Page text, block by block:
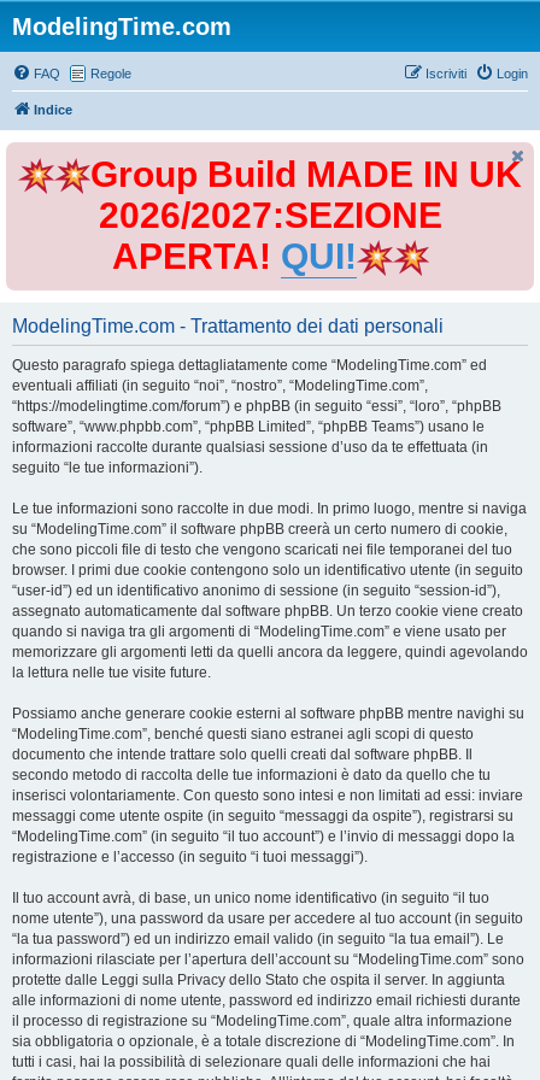
ModelingTime.com
FAQ Regole Login
Iscriviti
Indice
Group Build MADE IN UK
2026/2027:SEZIONE
APERTA! QUI!
ModelingTime.com - Trattamento dei dati personali
Questo paragrafo spiega dettagliatamente come “ModelingTime.com” ed
eventuali affiliati (in seguito “noi”, “nostro”, “ModelingTime.com”,
“https://modelingtime.com/forum”) e phpBB (in seguito “essi”, “loro”, “phpBB
software”, “www.phpbb.com”, “phpBB Limited”, “phpBB Teams”) usano le
informazioni raccolte durante qualsiasi sessione d’uso da te effettuata (in
seguito “le tue informazioni”).
Le tue informazioni sono raccolte in due modi. In primo luogo, mentre si naviga
su “ModelingTime.com” il software phpBB creerà un certo numero di cookie,
che sono piccoli file di testo che vengono scaricati nei file temporanei del tuo
browser. I primi due cookie contengono solo un identificativo utente (in seguito
“user-id”) ed un identificativo anonimo di sessione (in seguito “session-id”),
assegnato automaticamente dal software phpBB. Un terzo cookie viene creato
quando si naviga tra gli argomenti di “ModelingTime.com” e viene usato per
memorizzare gli argomenti letti da quelli ancora da leggere, quindi agevolando
la lettura nelle tue visite future.
Possiamo anche generare cookie esterni al software phpBB mentre navighi su
“ModelingTime.com”, benché questi siano estranei agli scopi di questo
documento che intende trattare solo quelli creati dal software phpBB. Il
secondo metodo di raccolta delle tue informazioni è dato da quello che tu
inserisci volontariamente. Con questo sono intesi e non limitati ad essi: inviare
messaggi come utente ospite (in seguito “messaggi da ospite”), registrarsi su
“ModelingTime.com” (in seguito “il tuo account”) e l’invio di messaggi dopo la
registrazione e l’accesso (in seguito “i tuoi messaggi”).
Il tuo account avrà, di base, un unico nome identificativo (in seguito “il tuo
nome utente”), una password da usare per accedere al tuo account (in seguito
“la tua password”) ed un indirizzo email valido (in seguito “la tua email”). Le
informazioni rilasciate per l’apertura dell’account su “ModelingTime.com” sono
protette dalle Leggi sulla Privacy dello Stato che ospita il server. In aggiunta
alle informazioni di nome utente, password ed indirizzo email richiesti durante
il processo di registrazione su “ModelingTime.com”, quale altra informazione
sia obbligatoria o opzionale, è a totale discrezione di “ModelingTime.com”. In
tutti i casi, hai la possibilità di selezionare quali delle informazioni che hai